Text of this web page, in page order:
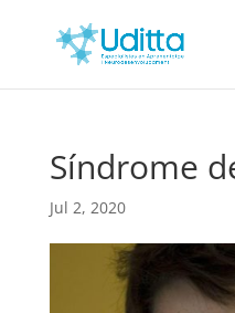
Síndrome
Jul 2, 2020